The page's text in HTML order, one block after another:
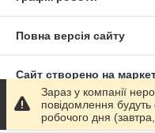
Повна версія сайту
Сайт створено на
Політика
Зараз у компанії
повідомлення
робочого дня